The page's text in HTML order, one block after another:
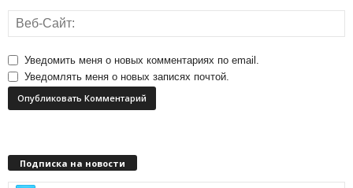
Уведомить меня о новых комментариях по email.
Уведомлять меня о новых записях почтой.
Подписка на новости